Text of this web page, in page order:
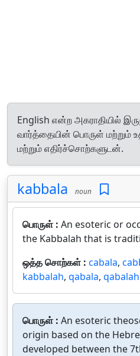
English என்ற அகராதியில்
வார்த்தையின் பொருள்
மற்றும் எதிர்ச்சொற்களுடன்.
kabbala noun
பொருள் : An esoteric or
the Kabbalah that is
ஒத்த சொற்கள் : cabala,
kabbalah, qabala, qabalah
பொருள் : An esoteric
origin based on the
developed between the